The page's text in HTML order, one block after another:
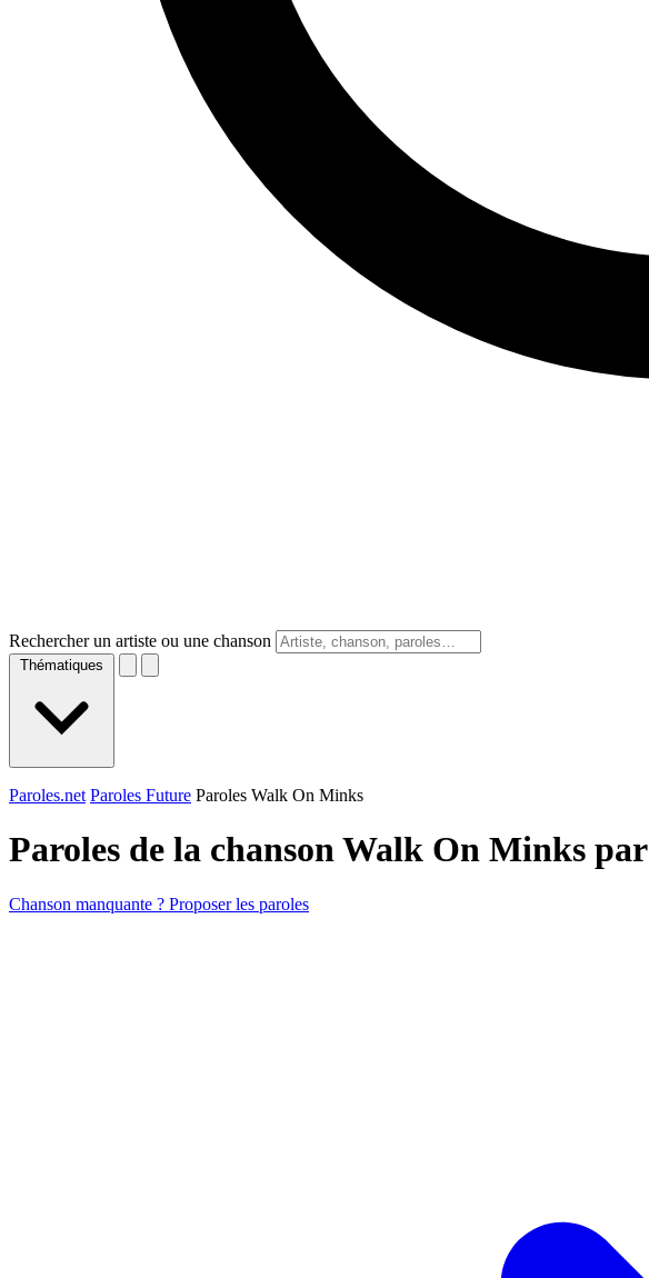
Rechercher un artiste ou une chanson
Thématiques
Paroles.net Paroles Future Paroles Walk On Minks
Paroles de la chanson Walk On Minks par
Chanson manquante ? Proposer les paroles